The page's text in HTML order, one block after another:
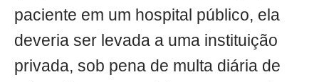
paciente em um hospital público, ela
deveria ser levada a uma instituição
privada, sob pena de multa diária de